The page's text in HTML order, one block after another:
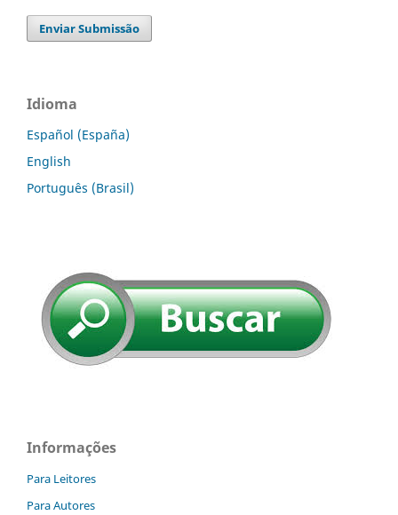
Enviar Submissão
Idioma
Español (España)
English
Português (Brasil)
Informações
Para Leitores
Para Autores